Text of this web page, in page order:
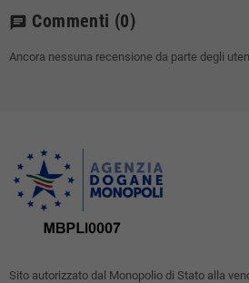
chat Commenti (0)
Ancora nessuna recensione da parte degli
Sito autorizzato dal Monopolio di Stato alla